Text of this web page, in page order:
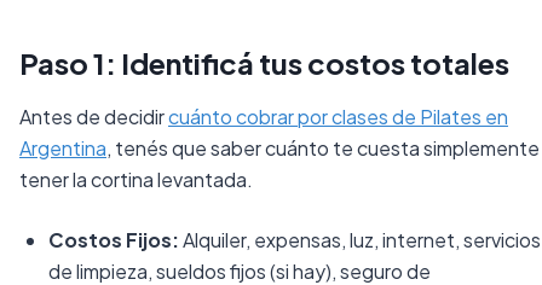
Paso 1: Identificá tus costos totales
Antes de decidircuánto cobrar por clases de Pilates en
Argentina, tenés que saber cuánto te cuesta simplemente
tener la cortina levantada.
Costos Fijos:Alquiler, expensas, luz, internet, servicios
de limpieza, sueldos fijos (si hay), seguro de